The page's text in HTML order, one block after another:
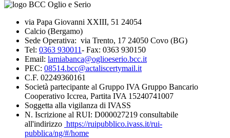
via Papa Giovanni XXIII, 51 24054
Calcio (Bergamo)
Sede Operativa: via Trento, 17 24050 Covo (BG)
Tel: 0363 930011- Fax: 0363 930150
Email: lamiabanca@oglioeserio.bcc.it
PEC: 08514.bcc@actaliscertymail.it
C.F. 02249360161
Società partecipante al Gruppo IVA Gruppo Bancario
Cooperativo Iccrea, Partita IVA 15240741007
Soggetta alla vigilanza di IVASS
N. Iscrizione al RUI: D000027219 consultabile
all'indirizzo https://ruipubblico.ivass.it/rui-
pubblica/ng/#/home